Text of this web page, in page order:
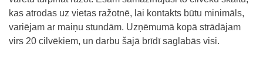
kas atrodas uz vietas ražotnē, lai kontakts būtu minimāls,
variējam ar maiņu stundām. Uzņēmumā kopā strādājam
virs 20 cilvēkiem, un darbu šajā brīdī saglabās visi.